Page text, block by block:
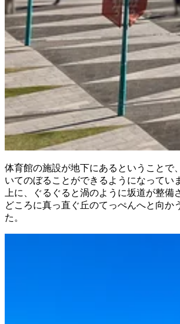
体育館の施設が地下にあるということで
いてのぼることができるようになってい
上に、ぐるぐると渦のように坂道が整備
どころに真っ直ぐ丘のてっぺんへと向か
た。